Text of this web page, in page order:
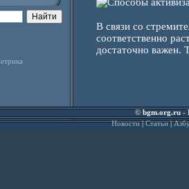
В связи со
соответственно
достаточно важен.
©bgm.org.ru-
Новости|Статьи|